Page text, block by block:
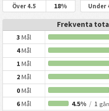
Över 4.5 18% Under
Frekventa
3Mål
4Mål
1Mål
2Mål
0Mål
6Mål 4.5% /1